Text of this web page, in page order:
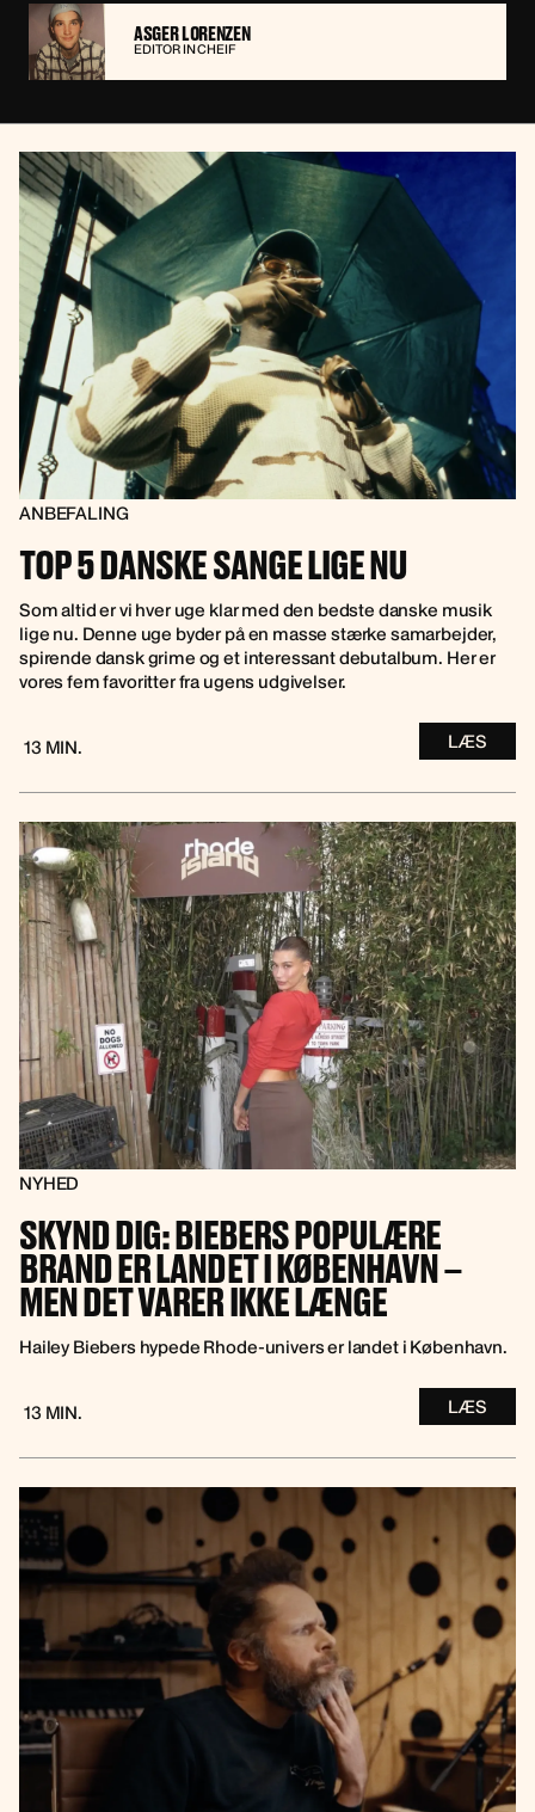
ASGER LORENZEN
EDITOR IN CHEIF
ANBEFALING
TOP 5 DANSKE SANGE LIGE NU
Som altid er vi hver uge klar med den bedste danske musik
lige nu. Denne uge byder på en masse stærke samarbejder,
spirende dansk grime og et interessant debutalbum. Her er
vores fem favoritter fra ugens udgivelser.
13 MIN. LÆS
NYHED
SKYND DIG: BIEBERS POPULÆRE
BRAND ER LANDET I KØBENHAVN –
MEN DET VARER IKKE LÆNGE
Hailey Biebers hypede Rhode-univers er landet i København.
13 MIN. LÆS